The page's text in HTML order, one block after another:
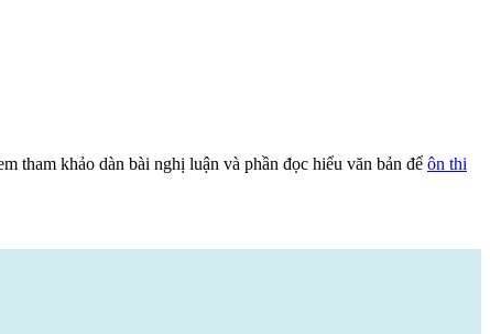
tham khảo dàn bài nghị luận và phần đọc hiểu văn bản để ôn thi